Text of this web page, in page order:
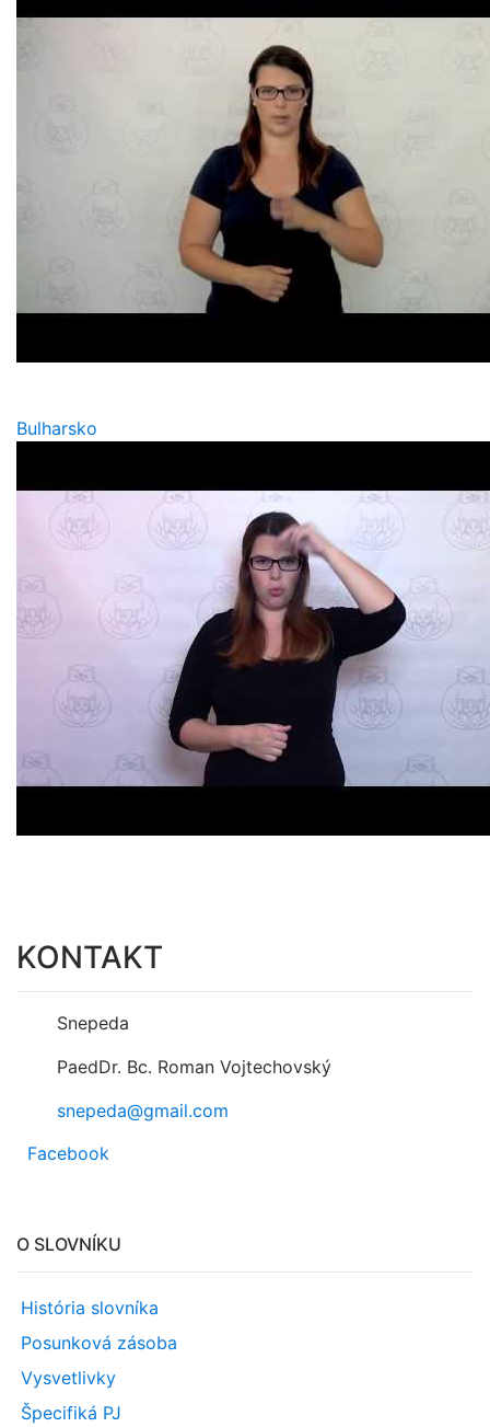
Bulharsko
KONTAKT
Snepeda
PaedDr. Bc. Roman Vojtechovský
snepeda@gmail.com
Facebook
O SLOVNÍKU
História slovníka
Posunková zásoba
Vysvetlivky
Špecifiká PJ